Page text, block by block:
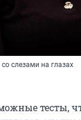
слезами на глазах
тесты,